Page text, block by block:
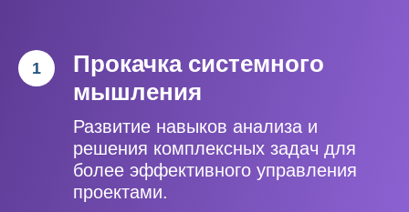
Прокачка системного
мышления
Развитие навыков анализа и
решения комплексных задач для
более эффективного управления
проектами.